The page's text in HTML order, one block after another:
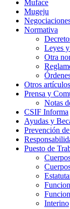
Muface
Mugeju
Normativa
Leyes
Otra
Otros artículos
Prensa y
Notas
CSIF Informa
Ayudas y
Prevención
Puesto de
Interino